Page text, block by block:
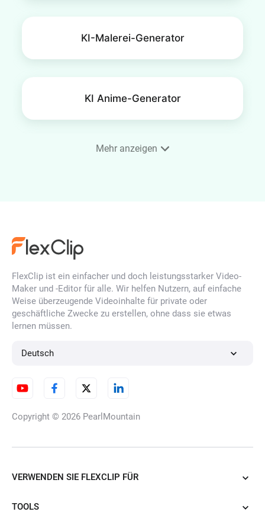
KI-Malerei-Generator
KI Anime-Generator
KI-Illustrations-Generator
Mehr anzeigen
FlexClip ist ein einfacher und doch leistungsstarker Video-
Maker und -Editor für alle. Wir helfen Nutzern, auf einfache
Weise überzeugende Videoinhalte für private oder
geschäftliche Zwecke zu erstellen, ohne dass sie etwas
lernen müssen.
Deutsch
Copyright © 2026 PearlMountain
VERWENDEN SIE FLEXCLIP FÜR
TOOLS